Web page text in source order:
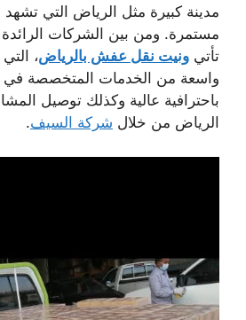
مدينة كبيرة مثل الرياض التي تشهد
مستمرة. ومن بين الشركات
تأتي ونيت نقل عفش بالرياض،
واسعة من الخدمات المتخصصة في
باحترافية عالية وكذلك توصيل
الرياض من خلال شركة السيف.